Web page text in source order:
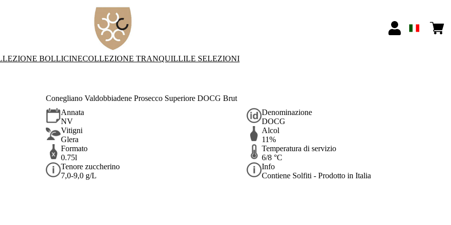
BOLLICINECOLLEZIONE TRANQUILLILE SELEZIONI
Conegliano Valdobbiadene Prosecco Superiore DOCG Brut
Annata
NV
Denominazione
DOCG
Vitigni
Glera
Alcol
11%
Formato
0.75l
Temperatura di servizio
6/8 °C
Tenore zuccherino
7,0-9,0 g/L
Info
Contiene Solfiti - Prodotto in Italia